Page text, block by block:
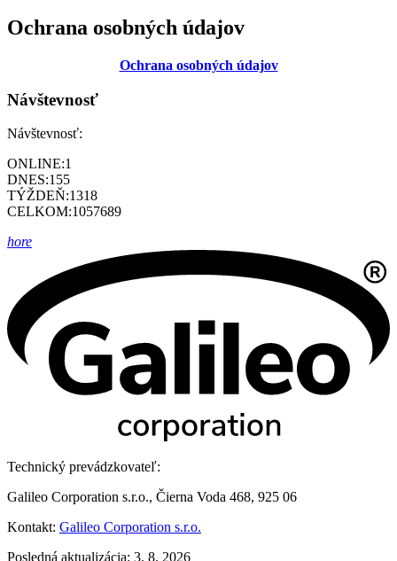
Ochrana osobných údajov
Ochrana osobných údajov
Návštevnosť
Návštevnosť:
ONLINE:1
DNES:155
TÝŽDEŇ:1318
CELKOM:1057689
hore
Technický prevádzkovateľ:
Galileo Corporation s.r.o., Čierna Voda 468, 925 06
Kontakt: Galileo Corporation s.r.o.
Posledná aktualizácia: 3. 8. 2026